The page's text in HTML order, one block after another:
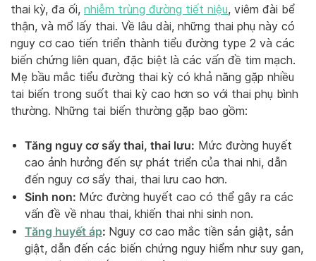
thai kỳ, đa ối, nhiễm trùng đường tiết niệu, viêm đài bể
thận, và mổ lấy thai. Về lâu dài, những thai phụ này có
nguy cơ cao tiến triển thành tiểu đường type 2 và các
biến chứng liên quan, đặc biệt là các vấn đề tim mạch.
Mẹ bầu mắc tiểu đường thai kỳ có khả năng gặp nhiều
tai biến trong suốt thai kỳ cao hơn so với thai phụ bình
thường. Những tai biến thường gặp bao gồm:
Tăng nguy cơ sẩy thai, thai lưu: Mức đường huyết
cao ảnh hưởng đến sự phát triển của thai nhi, dẫn
đến nguy cơ sẩy thai, thai lưu cao hơn.
Sinh non: Mức đường huyết cao có thể gây ra các
vấn đề về nhau thai, khiến thai nhi sinh non.
Tăng huyết áp: Nguy cơ cao mắc tiền sản giật, sản
giật, dẫn đến các biến chứng nguy hiểm như suy gan,